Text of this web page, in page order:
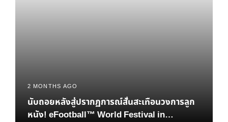
2 MONTHS AGO
นับถอยหลังสู่ปรากฏการณ์สั่นสะเทือนวงการลูก
หนัง! eFootball™ World Festival in